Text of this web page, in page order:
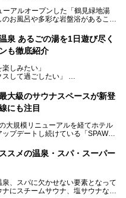
に参加し、館内のこだわりポイン
ナや160cmの深水風呂、没入感の
最大の台数を誇る最新AIフィットネ
載の館内を詳しくご紹介します。
アルオープンした「鶴見緑地湯
お風呂や多彩な岩盤浴があること
”としてパワーアップしています。
新たに登場した瞑想サウナをはじ
。日常の疲れを癒やしたい方はもち
ごしたい方にもぴったりの内容とな
ーアル後の注目ポイントを詳しく
見緑地湯元水春」に訪れる方や、
泉 あるごの湯を1日遊び尽く
も徹底紹介
楽しみたい」
スして過ごしたい」
るごの湯」です。
市にある日帰り温浴施設で、阪急
中心に、発汗・リラックス・漫画
間滞在型の施設なので、一日中ゆ
ンスも毎日行われており、“とと
めるのもポイントです。
び場もあり、友人同士やカップル
ごすのにもぴったり。
大級のサウナスペースが新登
にも注目
大規模リニューアルを経てホテル
プデートし続けている「SPAWO
年11月15日（土）に、新たな浴
の大規模サウナを携えてリニュー
4F・6Fそれぞれにリニューアル
を確認すべく、リニューアルプレ
きました！今回はそのリニューア
スメの温泉・スパ・スーパー
、スパに欠かせない要素となって
にスチームサウナ、塩サウナな